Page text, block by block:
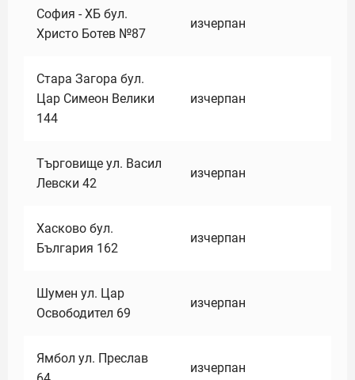
София - ХБ бул.
Христо Ботев №87
изчерпан
Стара Загора бул.
Цар Симеон Велики
144
изчерпан
Търговище ул. Васил
Левски 42
изчерпан
Хасково бул.
България 162
изчерпан
Шумен ул. Цар
Освободител 69
изчерпан
Ямбол ул. Преслав
изчерпан